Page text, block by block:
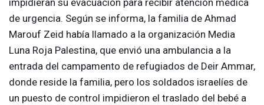
impidieran su evacuación para recibir atención médica
de urgencia. Según se informa, la familia de Ahmad
Marouf Zeid había llamado a la organización Media
Luna Roja Palestina, que envió una ambulancia a la
entrada del campamento de refugiados de Deir Ammar,
donde reside la familia, pero los soldados israelíes de
un puesto de control impidieron el traslado del bebé a